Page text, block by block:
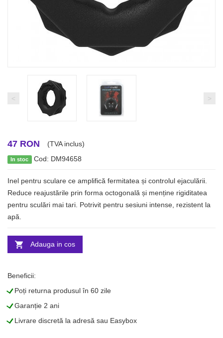
< >
47 RON (TVA inclus)
In stoc Cod: DM94658
Inel pentru sculare ce amplifică fermitatea și controlul ejaculării.
Reduce reajustările prin forma octogonală și menține rigiditatea
pentru sculări mai tari. Potrivit pentru sesiuni intense, rezistent la
apă.
Adauga in cos
Beneficii:
LPoți returna produsul în 60 zile
LGaranție 2 ani
LLivrare discretă la adresă sau Easybox